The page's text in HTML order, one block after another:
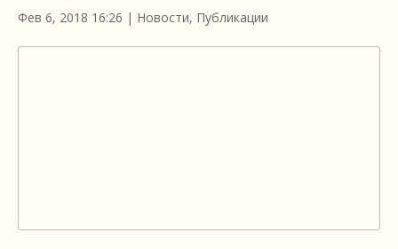
Фев 6, 2018 16:26 | Новости, Публикации